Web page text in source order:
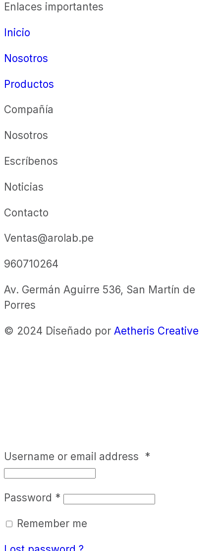
Enlaces importantes
Inicio
Nosotros
Productos
Compañía
Nosotros
Escríbenos
Noticias
Contacto
Ventas@arolab.pe
960710264
Av. Germán Aguirre 536, San Martín de
Porres
© 2024 Diseñado por Aetheris Creative
Username or email address *
Password *
Remember me